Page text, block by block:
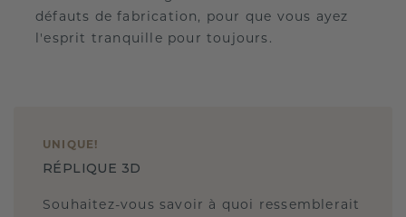
défauts de fabrication, pour que vous ayez
l'esprit tranquille pour toujours.
UNIQUE !
RÉPLIQUE 3D
Souhaitez-vous savoir à quoi ressemblerait